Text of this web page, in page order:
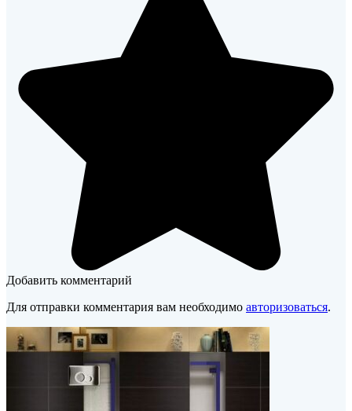
Добавить комментарий
Для отправки комментария вам необходимо авторизоваться.